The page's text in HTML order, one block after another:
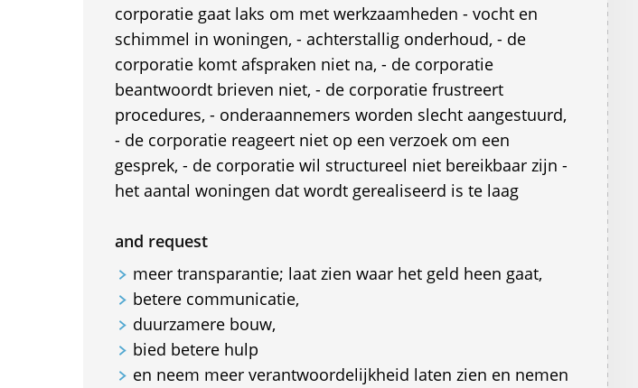
corporatie gaat laks om met werkzaamheden - vocht en
schimmel in woningen, - achterstallig onderhoud, - de
corporatie komt afspraken niet na, - de corporatie
beantwoordt brieven niet, - de corporatie frustreert
procedures, - onderaannemers worden slecht aangestuurd,
- de corporatie reageert niet op een verzoek om een
gesprek, - de corporatie wil structureel niet bereikbaar zijn -
het aantal woningen dat wordt gerealiseerd is te laag
and request
meer transparantie; laat zien waar het geld heen gaat,
betere communicatie,
duurzamere bouw,
bied betere hulp
en neem meer verantwoordelijkheid laten zien en nemen